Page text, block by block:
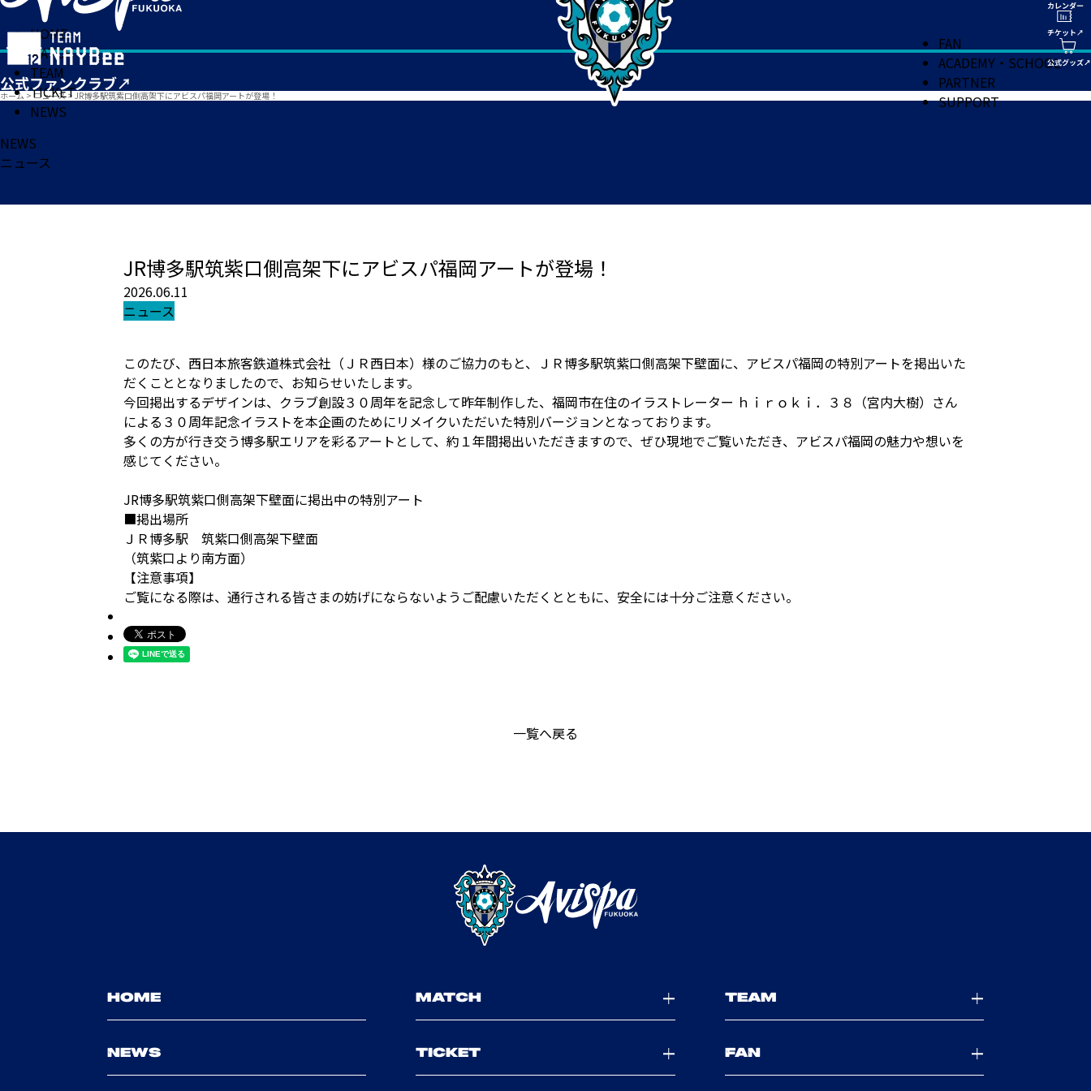
HOME
MATCH
TEAM
TICKET
NEWS
FAN
ACADEMY・SCHOOL
PARTNER
SUPPORT
ホーム > ニュース> JR博多駅筑紫口側高架下にアビスパ福岡アートが登場！
NEWS
ニュース
JR博多駅筑紫口側高架下にアビスパ福岡アートが登場！
2026.06.11
ニュース
このたび、西日本旅客鉄道株式会社（ＪＲ西日本）様のご協力のもと、ＪＲ博多駅筑紫口側高架下壁面に、アビスパ福岡の特別アートを掲出いた
だくこととなりましたので、お知らせいたします。
今回掲出するデザインは、クラブ創設３０周年を記念して昨年制作した、福岡市在住のイラストレーター ｈｉｒｏｋｉ．３８（宮内大樹）さん
による３０周年記念イラストを本企画のためにリメイクいただいた特別バージョンとなっております。
多くの方が行き交う博多駅エリアを彩るアートとして、約１年間掲出いただきますので、ぜひ現地でご覧いただき、アビスパ福岡の魅力や想いを
感じてください。
JR博多駅筑紫口側高架下壁面に掲出中の特別アート
■掲出場所
ＪＲ博多駅 筑紫口側高架下壁面
（筑紫口より南方面）
【注意事項】
ご覧になる際は、通行される皆さまの妨げにならないようご配慮いただくとともに、安全には十分ご注意ください。
一覧へ戻る
HOME MATCH TEAM
NEWS TICKET FAN